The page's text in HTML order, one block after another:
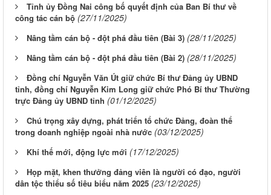
Tỉnh ủy Đồng Nai công bố quyết định của Ban Bí thư về
công tác cán bộ (27/11/2025)
Nâng tầm cán bộ - đột phá đầu tiên (Bài 3) (28/11/2025)
Nâng tầm cán bộ - đột phá đầu tiên (Bài 2) (28/11/2025)
Đồng chí Nguyễn Văn Út giữ chức Bí thư Đảng ủy UBND
tỉnh, đồng chí Nguyễn Kim Long giữ chức Phó Bí thư Thường
trực Đảng ủy UBND tỉnh (01/12/2025)
Chú trọng xây dựng, phát triển tổ chức Đảng, đoàn thể
trong doanh nghiệp ngoài nhà nước (03/12/2025)
Khí thế mới, động lực mới (17/12/2025)
Họp mặt, khen thưởng đảng viên là người có đạo, người
dân tộc thiểu số tiêu biểu năm 2025 (23/12/2025)